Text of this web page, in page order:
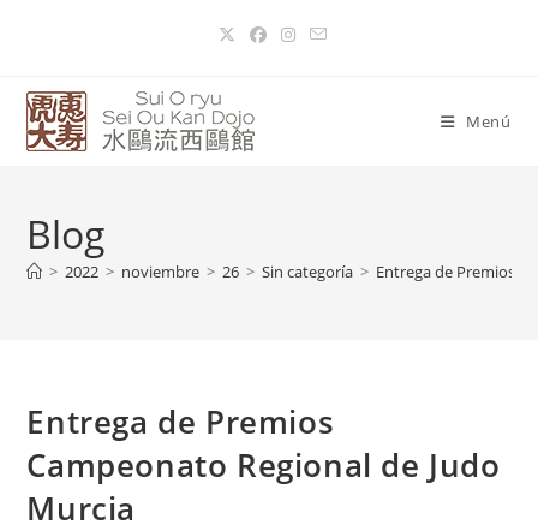
Menú
Blog
> 2022 > noviembre > 26 > Sin categoría > Entrega de Premios
Entrega de Premios
Campeonato Regional de Judo
Murcia